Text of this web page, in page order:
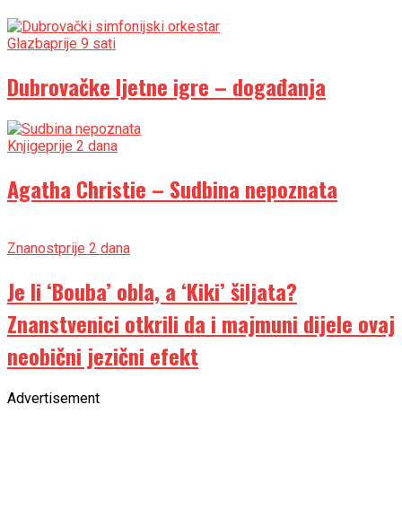
Glazbaprije 9 sati
Dubrovačke ljetne igre – događanja
Knjigeprije 2 dana
Agatha Christie – Sudbina nepoznata
Znanostprije 2 dana
Je li ‘Bouba’ obla, a ‘Kiki’ šiljata?
Znanstvenici otkrili da i majmuni dijele ovaj
neobični jezični efekt
Advertisement